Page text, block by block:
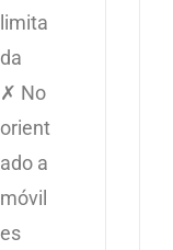
limita
da
✗ No
orient
ado a
móvil
es